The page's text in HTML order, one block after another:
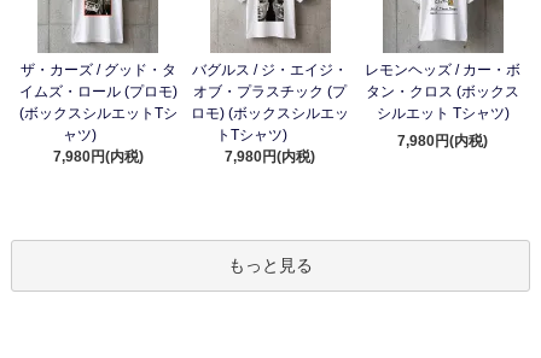
ザ・カーズ / グッド・タ
イムズ・ロール (プロモ)
(ボックスシルエットTシ
ャツ)
7,980円(内税)
バグルス / ジ・エイジ・
オブ・プラスチック (プ
ロモ) (ボックスシルエッ
トTシャツ)
7,980円(内税)
レモンヘッズ / カー・ボ
タン・クロス (ボックス
シルエット Tシャツ)
7,980円(内税)
もっと見る